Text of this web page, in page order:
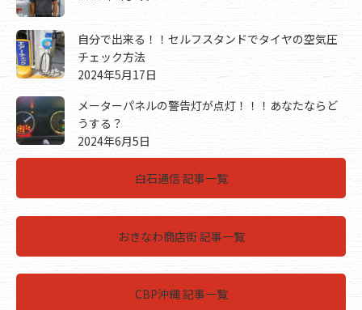
自分で出来る！！セルフスタンドでタイヤの空気圧
チェック方法
2024年5月17日
メーターパネルの警告灯が点灯！！！あなたならど
うする？
2024年6月5日
白石通信 記事一覧
おきなわ商店街 記事一覧
CBP沖縄 記事一覧